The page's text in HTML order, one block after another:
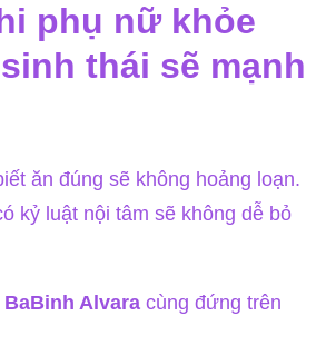
phụ nữ khỏe
thái sẽ mạnh
ăn đúng sẽ không hoảng loạn.
kỷ luật nội tâm sẽ không dễ bỏ
BaBinh Alvara cùng đứng trên